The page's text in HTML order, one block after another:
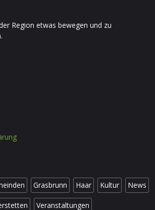
Region etwas bewegen und zu
Grasbrunn Haar Kultur News
Veranstaltungen